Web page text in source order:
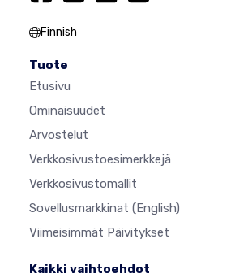
Finnish
Tuote
Etusivu
Ominaisuudet
Arvostelut
Verkkosivustoesimerkkejä
Verkkosivustomallit
Sovellusmarkkinat (English)
Viimeisimmät Päivitykset
Kaikki vaihtoehdot